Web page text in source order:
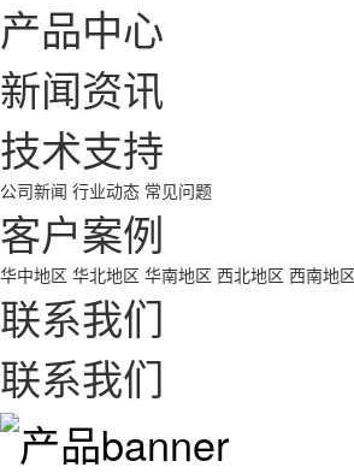
产品中心
新闻资讯
技术支持
公司新闻 行业动态 常见问题
客户案例
华中地区 华北地区 华南地区 西北地区 西南地区
联系我们
联系我们